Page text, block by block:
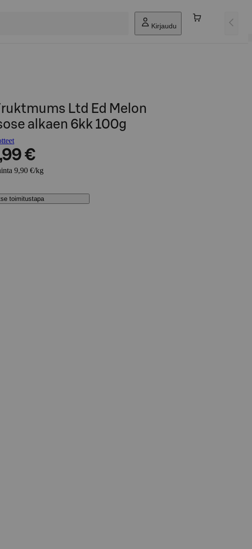
Kirjaudu
Ltd Ed Melon
alkaen 6kk 100g
€
9,90 €/kg
toimitustapa